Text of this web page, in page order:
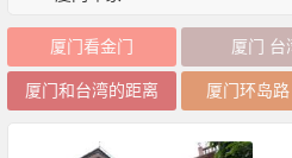
厦门看金门 厦门 台
厦门和台湾的距离 厦门环岛